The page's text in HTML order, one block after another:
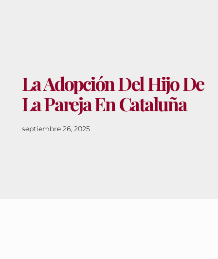
La Adopción Del Hijo De
La Pareja En Cataluña
septiembre 26, 2025